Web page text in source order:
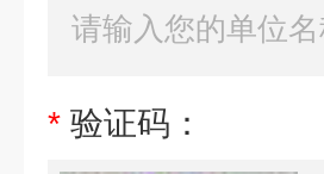
* 验证码：